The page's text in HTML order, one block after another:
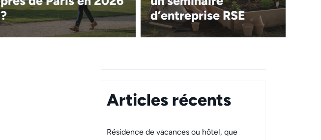
?
d’entreprise RSE
Articles récents
Résidence de vacances ou hôtel, que